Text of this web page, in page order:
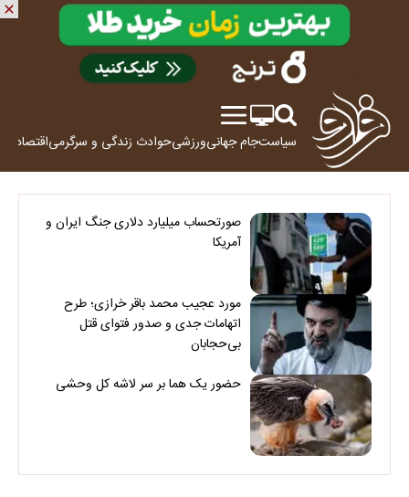
سیاستجام جهانیورزشیحوادث زندگی و سرگرمیاقتصاد
صورتحساب میلیارد دلاری جنگ ایران و
آمریکا
مورد عجیب محمد باقر خرازی؛ طرح
اتهامات جدی و صدور فتوای قتل
بی‌حجابان
حضور یک هما بر سر لاشه‌ کل وحشی